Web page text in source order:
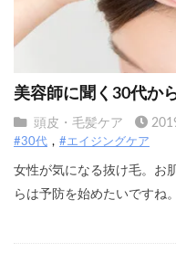
美容師に聞く30代か
頭皮・毛髪ケア
#30代 #エイジングケア
女性が気になる抜け毛。お
らは予防を始めたいですね